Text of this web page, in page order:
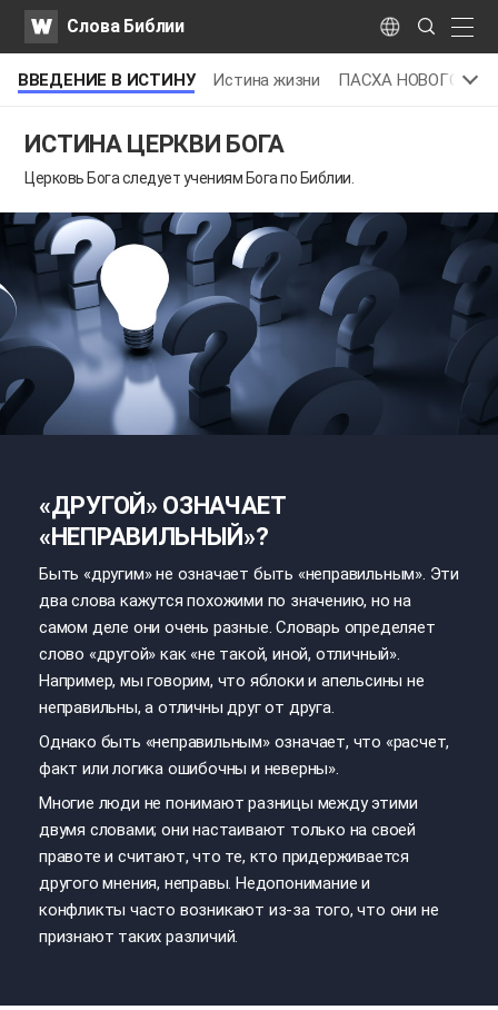
WATVСлова Библии Language
Search
Submit
ВВЕДЕНИЕ В ИСТИНУ Истина жизни ПАСХА НОВОГО
ИСТИНА ЦЕРКВИ БОГА
Церковь Богаследует учениям Бога по Библии.
«ДРУГОЙ» ОЗНАЧАЕТ
«НЕПРАВИЛЬНЫЙ»?
Быть «другим» не означает быть «неправильным». Эти
два слова кажутся похожими по значению, но на
самом деле они очень разные.Словарь определяет
слово «другой» как «не такой, иной, отличный».
Например, мы говорим, что яблоки и апельсины не
неправильны, а отличны друг от друга.
Однако быть «неправильным» означает, что «расчет,
факт или логика ошибочны и неверны».
Многие люди не понимают разницы между этими
двумя словами; они настаивают только на своей
правоте и считают, что те, кто придерживается
другого мнения, неправы. Недопонимание и
конфликты часто возникают из-за того, что они не
признают таких различий.